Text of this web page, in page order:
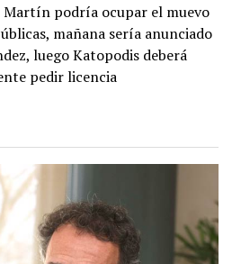
Martín podría ocupar el muevo
mañana sería anunciado
luego Katopodis deberá
pedir licencia